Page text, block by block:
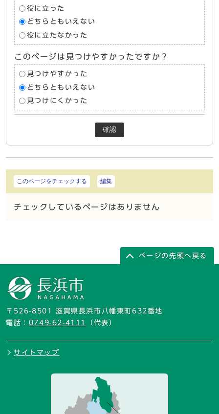
役に立った
どちらともいえない
役に立たなかった
このページは見つけやすかったですか？
見つけやすかった
どちらともいえない
見つけにくかった
確認
このページをチェックする 編集
チェックしているページはありません
ページの先頭へ戻る
〒526-8501 滋賀県長浜市八幡東町632番地
電話： 0749-62-4111 （代表）
サイトマップ